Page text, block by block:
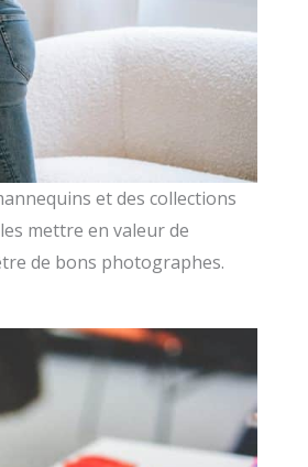
et des collections
mettre en valeur de
de bons photographes.